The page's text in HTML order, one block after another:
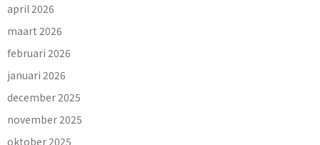
april 2026
maart 2026
februari 2026
januari 2026
december 2025
november 2025
oktober 2025